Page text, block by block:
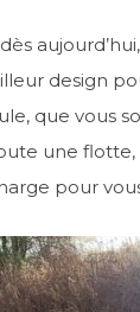
dès
design
que vous
une
pour